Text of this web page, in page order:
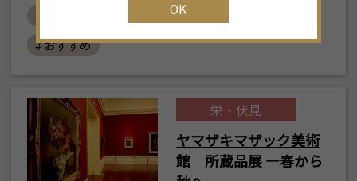
# 浮世絵
# 貨幣・浮世絵ミュージアム
# おすすめ
栄・伏見
ヤマザキマザック美術
館 所蔵品展 ―春から
OK